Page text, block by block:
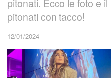
pitonati. Ecco le foto e
pitonati con tacco!
12/01/2024